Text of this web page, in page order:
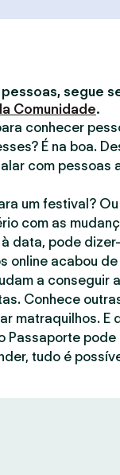
segue
Comunidade.
conhecer
É na boa.
com
um festival?
com as
data, pode
online acabou
a conseguir
Conhece
matraquilhos.
Passaporte
tudo é